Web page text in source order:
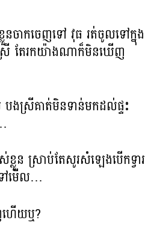
នចាកចេញទៅ វុធ រត់ចូលទៅក្នុង
ស្រី តែរកយ៉ាងណាក៏មិនឃើញ
ងស្រីគាត់មិនទាន់មកដល់ផ្ទះ
ន ស្រាប់តែសូរសំឡេងបើកទ្វារ
ៅមើល…
ើយឬ?